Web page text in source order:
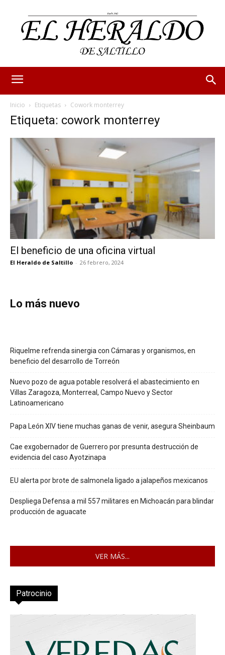
Inicio Etiquetas Cowork monterrey
Etiqueta: cowork monterrey
El beneficio de una oficina virtual
El Heraldo de Saltillo - 26 febrero, 2024
Lo más nuevo
Riquelme refrenda sinergia con Cámaras y organismos, en
beneficio del desarrollo de Torreón
Nuevo pozo de agua potable resolverá el abastecimiento en
Villas Zaragoza, Monterreal, Campo Nuevo y Sector
Latinoamericano
Papa León XIV tiene muchas ganas de venir, asegura Sheinbaum
Cae exgobernador de Guerrero por presunta destrucción de
evidencia del caso Ayotzinapa
EU alerta por brote de salmonela ligado a jalapeños mexicanos
Despliega Defensa a mil 557 militares en Michoacán para blindar
producción de aguacate
VER MÁS...
Patrocinio